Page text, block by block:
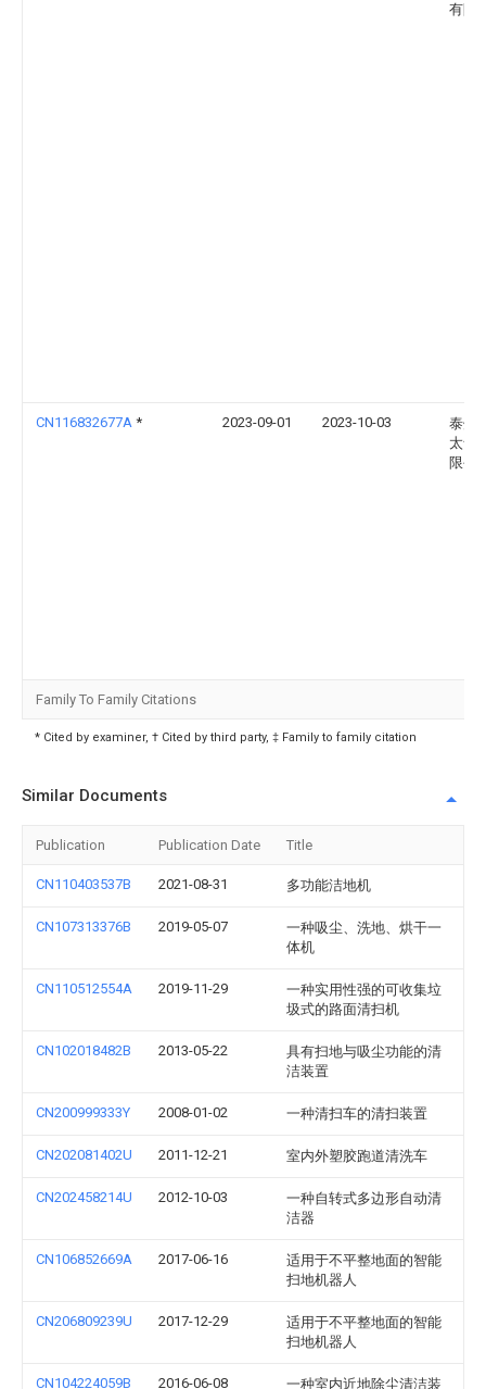
有限
CN116832677A * 2023-09-01 2023-10-03
泰州
太食
限公
Family To Family Citations
* Cited by examiner, † Cited by third party, ‡ Family to family citation
Similar Documents
Publication Publication Date Title
CN110403537B 2021-08-31 多功能洁地机
CN107313376B 2019-05-07
一种吸尘、洗地、烘干一
体机
CN110512554A 2019-11-29
一种实用性强的可收集垃
圾式的路面清扫机
CN102018482B 2013-05-22
具有扫地与吸尘功能的清
洁装置
CN200999333Y 2008-01-02 一种清扫车的清扫装置
CN202081402U 2011-12-21 室内外塑胶跑道清洗车
CN202458214U 2012-10-03
一种自转式多边形自动清
洁器
CN106852669A 2017-06-16
适用于不平整地面的智能
扫地机器人
CN206809239U 2017-12-29
适用于不平整地面的智能
扫地机器人
CN104224059B 2016-06-08 一种室内近地除尘清洁装